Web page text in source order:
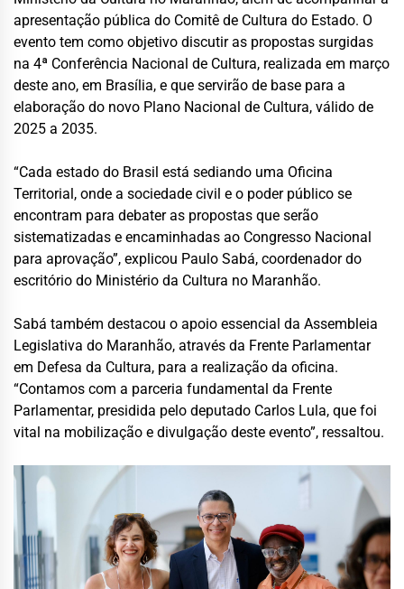
apresentação pública do Comitê de Cultura do Estado. O
evento tem como objetivo discutir as propostas surgidas
na 4ª Conferência Nacional de Cultura, realizada em março
deste ano, em Brasília, e que servirão de base para a
elaboração do novo Plano Nacional de Cultura, válido de
2025 a 2035.
“Cada estado do Brasil está sediando uma Oficina
Territorial, onde a sociedade civil e o poder público se
encontram para debater as propostas que serão
sistematizadas e encaminhadas ao Congresso Nacional
para aprovação”, explicou Paulo Sabá, coordenador do
escritório do Ministério da Cultura no Maranhão.
Sabá também destacou o apoio essencial da Assembleia
Legislativa do Maranhão, através da Frente Parlamentar
em Defesa da Cultura, para a realização da oficina.
“Contamos com a parceria fundamental da Frente
Parlamentar, presidida pelo deputado Carlos Lula, que foi
vital na mobilização e divulgação deste evento”, ressaltou.